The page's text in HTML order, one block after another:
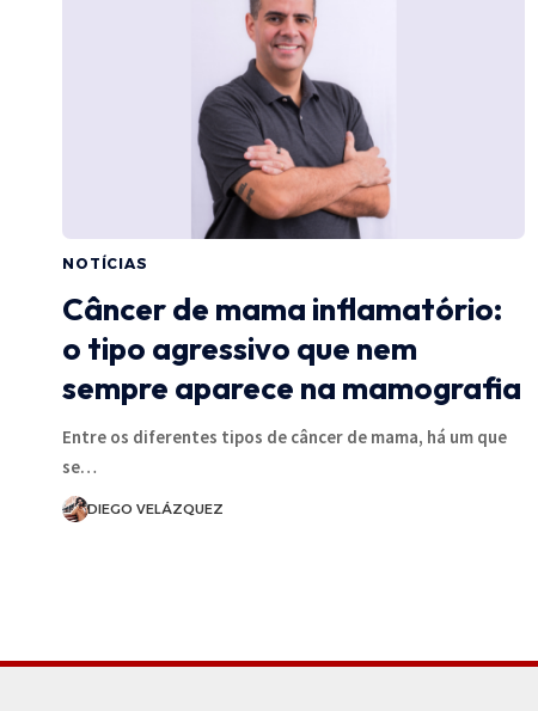
NOTÍCIAS
Câncer de mama inflamatório:
o tipo agressivo que nem
sempre aparece na mamografia
Entre os diferentes tipos de câncer de mama, há um que
se…
DIEGO VELÁZQUEZ